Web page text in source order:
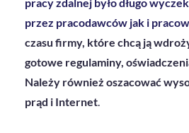
przez pracodawców jak i
czasu firmy, które chcą ją
gotowe regulaminy,
Należy również oszacować
prąd i Internet.